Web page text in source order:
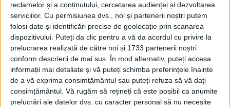
reclamelor și a conținutului, cercetarea audienței și dezvoltarea
serviciilor. Cu permisiunea dvs., noi și partenerii noștri putem
folosi date și identificări precise de geolocație prin scanarea
dispozitivului. Puteți da clic pentru a vă da acordul cu privire la
prelucrarea realizată de către noi și 1733 partenerii noștri
conform descrierii de mai sus. În mod alternativ, puteți accesa
informații mai detaliate și vă puteți schimba preferințele înainte
de a vă exprima consimțământul sau puteți refuza să vă dați
consimțământul. Vă rugăm să rețineți că este posibil ca anumite
prelucrări ale datelor dvs. cu caracter personal să nu necesite
Regina României
Carol al II-lea și acțiunile sale care au ruinat
România Mare
Afaceri oneroase care au marcat România
modernă: Strousberg și Hallier
ETICHETE: LOJĂ MASONICĂ, MASON, PRINTUL PHILIP ,SPECIAL
PUBLICAT IN CATEGORIILE:
ISTORIC PLAY